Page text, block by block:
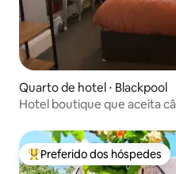
Quarto de hotel ⋅ Blackpool
Hotel boutique que aceita
Entre os melhores
Preferido dos hóspedes